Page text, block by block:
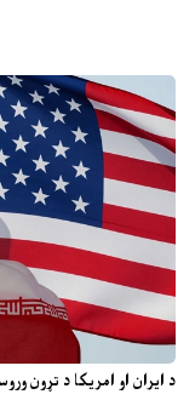
د ایران او امریکا د تړون